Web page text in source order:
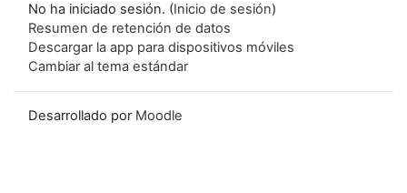
No ha iniciado sesión. (Inicio de sesión)
Resumen de retención de datos
Descargar la app para dispositivos móviles
Cambiar al tema estándar
Desarrollado por Moodle